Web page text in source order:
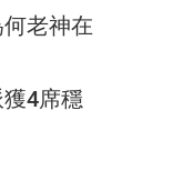
老神在
4席穩